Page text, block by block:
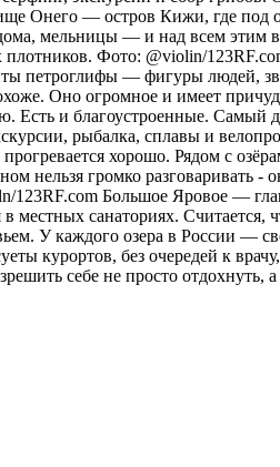
Онего — остров Кижи, где под
мельницы — и над всем этим
Фото: @violin/
петроглифы — фигуры людей,
Оно огромное и имеет
Есть и благоустроенные.
рыбалка, сплавы и
хорошо. Рядом с
нельзя громко
Большое Яровое —
в местных санаториях.
У каждого озера в России —
курортов, без очередей к
себе не просто отдохнуть,